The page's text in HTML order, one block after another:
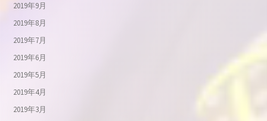
2019年9月
2019年8月
2019年7月
2019年6月
2019年5月
2019年4月
2019年3月